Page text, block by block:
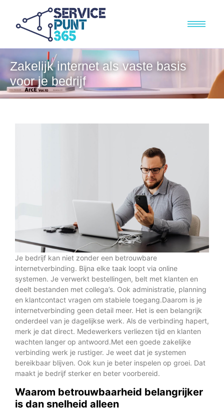
Zakelijk internet als vaste basis
voor je bedrijf
Je bedrijf kan niet zonder een betrouwbare
internetverbinding. Bijna elke taak loopt via online
systemen. Je verwerkt bestellingen, belt met klanten en
deelt bestanden met collega’s. Ook administratie, planning
en klantcontact vragen om stabiele toegang.Daarom is je
internetverbinding geen detail meer. Het is een belangrijk
onderdeel van je dagelijkse werk. Als de verbinding hapert,
merk je dat direct. Medewerkers verliezen tijd en klanten
wachten langer op antwoord.Met een goede zakelijke
verbinding werk je rustiger. Je weet dat je systemen
bereikbaar blijven. Ook kun je beter inspelen op groei. Dat
maakt je bedrijf sterker en beter voorbereid.
Waarom betrouwbaarheid belangrijker
is dan snelheid alleen